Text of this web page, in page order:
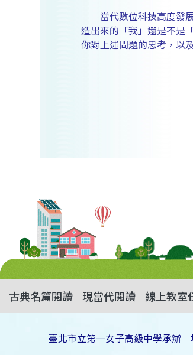
當代數位科技高度發展
造出來的「我」還是不是
你對上述問題的思考，以
古典名篇閱讀 現當代閱讀 線上教室
臺北市立第一女子高級中學承辦